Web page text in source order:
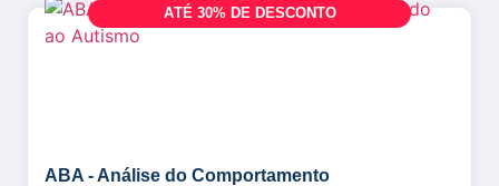
ATÉ 30% DE DESCONTO
ABA - Análise do Comportamento